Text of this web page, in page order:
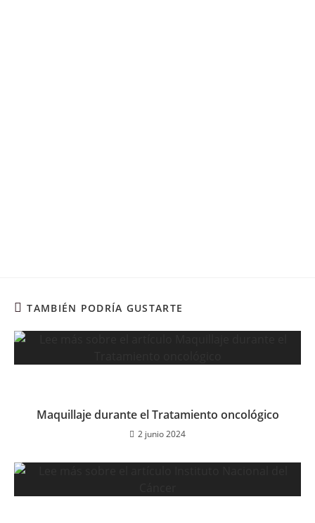
TAMBIÉN PODRÍA GUSTARTE
Maquillaje durante el Tratamiento oncológico
2 junio 2024